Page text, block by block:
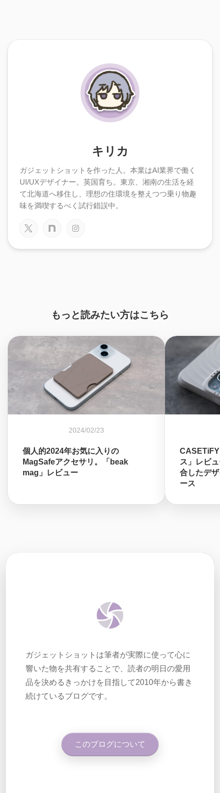
キリカ
ガジェットショットを作った人。本業はAI業界で働く
UI/UXデザイナー。英国育ち。東京、湘南の生活を経
て北海道へ移住し、理想の住環境を整えつつ乗り物趣
味を満喫するべく試行錯誤中。
もっと読みたい方はこちら
2024/02/23
個人的2024年お気に入りの
MagSafeアクセサリ。「beak
mag」レビュー
ス」レビ
合したデ
ース
ガジェットショットは筆者が実際に使って心に
響いた物を共有することで、読者の明日の愛用
品を決めるきっかけを目指して2010年から書き
続けているブログです。
このブログについて